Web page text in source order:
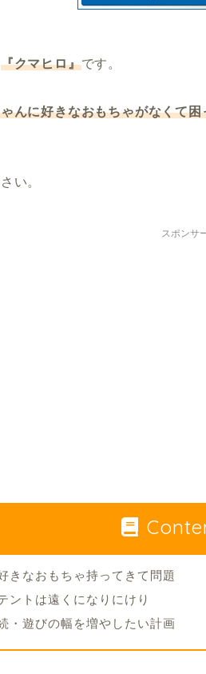
『クマヒロ』です。
んに好きなおもちゃがなくて
い。
スポンサ
きなおもちゃ持ってきて問題
ントは遠くになりにけり
・遊びの幅を増やしたい計画